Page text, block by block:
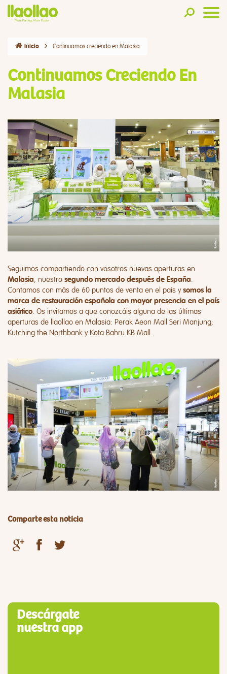
Inicio Continuamos creciendo en Malasia
Continuamos Creciendo En
Malasia
Seguimos compartiendo con vosotros nuevas aperturas en
Malasia, nuestro segundo mercado después de España.
Contamos con más de 60 puntos de venta en el país ysomos la
marca de restauración española con mayor presencia en el país
asiático. Os invitamos a que conozcáis alguna de las últimas
aperturas de llaollao en Malasia: Perak Aeon Mall Seri Manjung;
Kutching the Northbank y Kota Bahru KB Mall.
Comparte esta noticia
Descárgate
nuestra app